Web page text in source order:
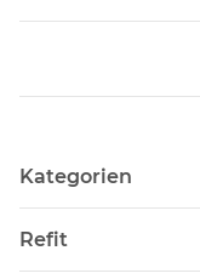
Kategorien
Refit